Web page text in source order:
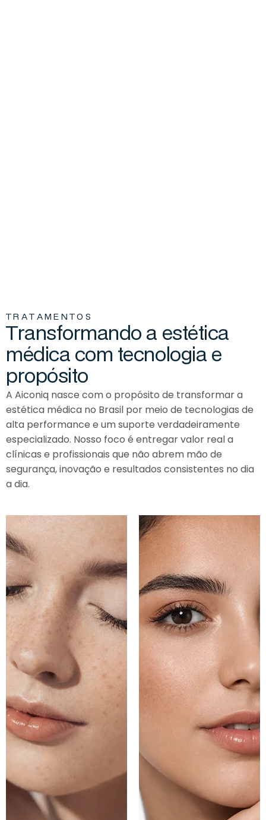
R A A M E N TO S
Transformando a estética
méd ica com tecno ogia e
propósito
A Aiconiq nasce com o propósito de transformara
estética médica no Brasil por meio de tecnologias de
alta performance e um suporte verdadeiramente
especializado. Nosso foco é entregar valor real a
clínicas e profissionais que não abrem mão de
segurança, inovação e resultados consistentes no dia
a dia.